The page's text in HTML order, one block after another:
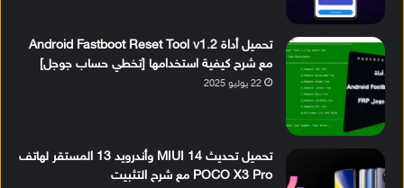
تحميل أداة Android Fastboot Reset Tool v1.2
مع شرح كيفية استخدامها [تخطي حساب جوجل]
22 يوليو 2025
تحميل تحديث MIUI 14 وأندرويد 13 المستقر لهاتف
POCO X3 Pro مع شرح التثبيت